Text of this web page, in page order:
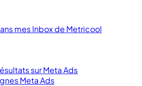
mes Inbox de Metricool
sur Meta Ads
Meta Ads